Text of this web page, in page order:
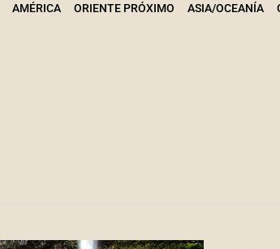
AMÉRICA ORIENTE PRÓXIMO ASIA/OCEANÍA